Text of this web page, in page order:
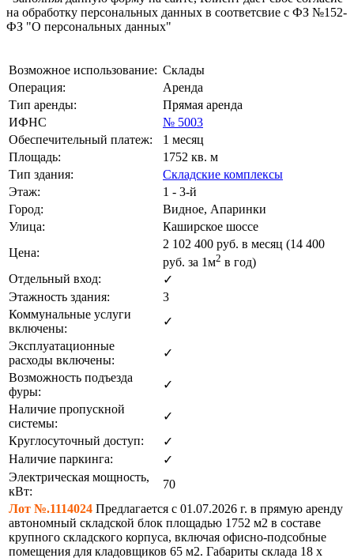
на обработку персональных данных в соответсвие с ФЗ №152-
ФЗ "О персональных данных"
Возможное использование: Склады
Операция:
Аренда
Тип аренды:
Прямая аренда
ИФНС
№ 5003
Обеспечительный платеж:
1 месяц
Площадь:
1752 кв. м
Тип здания:
Складские комплексы
Этаж:
1 - 3-й
Город:
Видное, Апаринки
Улица:
Каширское шоссе
Цена:
2 102 400 руб. в месяц (14 400
руб. за 1м2 в год)
Отдельный вход:
✓
Этажность здания:
3
Коммунальные услуги
включены:
✓
Эксплуатационные
расходы включены:
✓
Возможность подъезда
фуры:
✓
Наличие пропускной
системы:
✓
Круглосуточный доступ:
✓
Наличие паркинга:
✓
Электрическая мощность,
кВт:
70
Лот №.1114024 Предлагается с 01.07.2026 г. в прямую аренду
автономный складской блок площадью 1752 м2 в составе
крупного складского корпуса, включая офисно-подсобные
помещения для кладовщиков 65 м2. Габариты склада 18 х